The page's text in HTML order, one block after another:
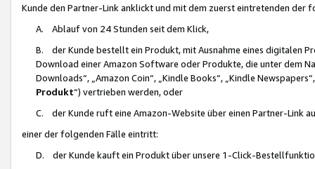
Kunde den Partner-Link anklickt und mit dem zuerst eintretenden der
A. Ablauf von 24 Stunden seit dem Klick,
B. der Kunde bestellt ein Produkt, mit Ausnahme eines digitalen
Download einer Amazon Software oder Produkte, die unter dem
Downloads“, „Amazon Coin“, „Kindle Books“, „Kindle
Produkt“) vertrieben werden, oder
C. der Kunde ruft eine Amazon-Website über einen Partner-Link
einer der folgenden Fälle eintritt:
D. der Kunde kauft ein Produkt über unsere 1-Click-